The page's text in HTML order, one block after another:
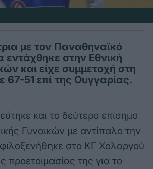
με τον Παναθηναϊκό
εντάχθηκε στην Εθνική
και είχε συμμετοχή στη
67-51 επί της Ουγγαρίας.
και το δεύτερο επίσημο
Γυναικών με αντίπαλο την
στο ΚΓ Χολαργού
προετοιμασίας της για το